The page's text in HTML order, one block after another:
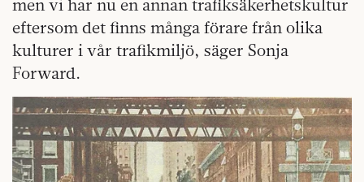
men vi har nu en annan trafiksäkerhetskultur
eftersom det finns många förare från olika
kulturer i vår trafikmiljö, säger Sonja
Forward.